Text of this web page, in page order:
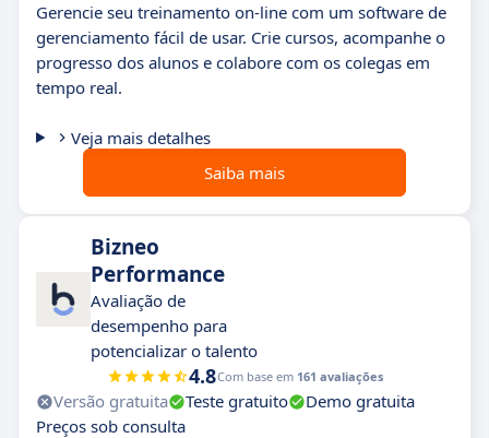
Gerencie seu treinamento on-line com um software de
gerenciamento fácil de usar. Crie cursos, acompanhe o
progresso dos alunos e colabore com os colegas em
tempo real.
Veja mais detalhes
Saiba mais
Bizneo
Performance
Avaliação de
desempenho para
potencializar o talento
4.8Com base em 161 avaliações
Versão gratuita Teste gratuito
Demo gratuita
Preços sob consulta